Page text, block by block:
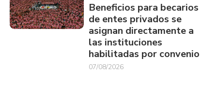
Beneficios para becarios
de entes privados se
asignan directamente a
las instituciones
habilitadas por convenio
07/08/2026